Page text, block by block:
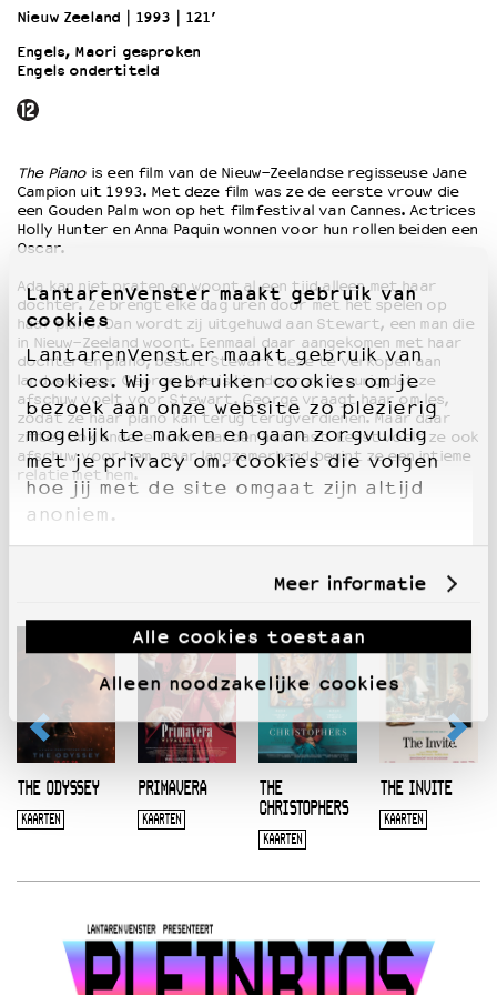
LantarenVenster maakt gebruik van
cookies
LantarenVenster maakt gebruik van
cookies. Wij gebruiken cookies om je
bezoek aan onze website zo plezierig
mogelijk te maken en gaan zorgvuldig
met je privacy om. Cookies die volgen
hoe jij met de site omgaat zijn altijd
anoniem.
Meer informatie
Alle cookies toestaan
Alleen noodzakelijke cookies
OVER LANTARENVENSTER
Wat we doen
Werken bij
Word vriend
Historie
Partners
Huisregels
Integriteits- en gedragscode
Duurzaamheid
Culturele boycot Israël
Ruimte voor artistieke vrijheid – VNPF
Nieuw Zeeland
1993
121’
Engels, Maori gesproken
Engels ondertiteld
The Pianois een film van de Nieuw-Zeelandse regisseuse Jane
Campion uit 1993. Met deze film was ze de eerste vrouw die
een Gouden Palm won op het filmfestival van Cannes. Actrices
Holly Hunter en Anna Paquin wonnen voor hun rollen beiden een
Oscar.
Ada kan niet praten en woont al een tijd alleen met haar
dochter. Ze brengt elke dag uren door met het spelen op
haar piano. Dan wordt zij uitgehuwd aan Stewart, een man die
in Nieuw-Zeeland woont. Eenmaal daar aangekomen met haar
dochter en piano, besluit Stewart deze te verkopen aan
landverkoper George. Ada is hierdoor zo treurig dat ze
afschuw voelt voor Stewart. George vraagt haar om les,
zodat ze haar piano kan terug terugverdienen. Maar daar
zitten ook andere voorwaarden aan vast. Eerst voelt ze ook
afschuw voor hem, maar langzamerhand begint ze een intieme
relatie met hem.
THE ODYSSEY
KAARTEN
PRIMAVERA
KAARTEN
THE
CHRISTOPHERS
KAARTEN
THE INVITE
KAARTEN